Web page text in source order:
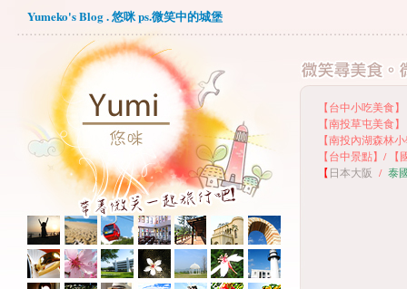
Yumeko's Blog . 悠咪 ps.微笑中的城堡
【台中小吃美食】
【南投草屯美食】
【南投內湖森林
【台中景點】 /
【日本大阪 / 泰